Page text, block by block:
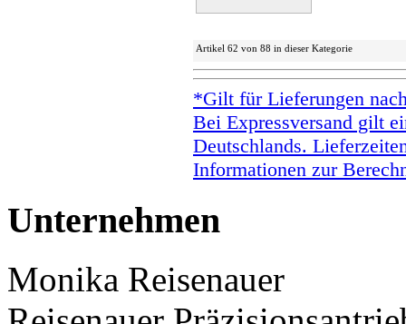
Artikel 62 von 88 in dieser Kategorie
*Gilt für Lieferungen
Bei Expressversand gilt
Deutschlands.
Informationen zur
Unternehmen
Monika Reisenauer